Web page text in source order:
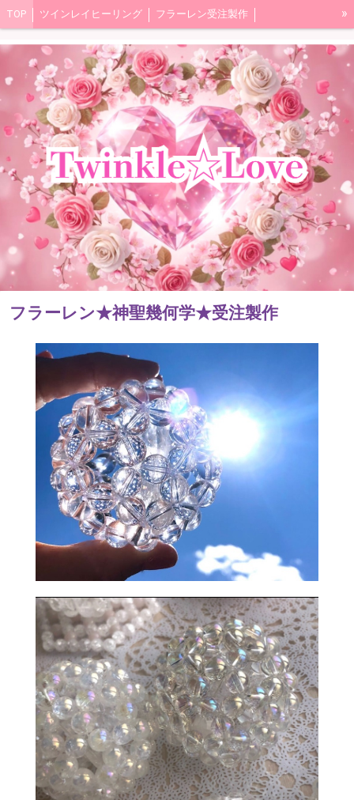
TOP ツインレイヒーリング フラーレン受注製作
フェアリーセラピスト講座 瀬織津姫のドラゴンパワーヒーリング＆アチューンメント
ディバインレイヒーリング 大天使ミカエル インナーチャイルド
シルバーバイオレットフレイム アフロディーテ 木花咲耶姫
アバンダンティア 天照大御神アチューンメント 自己紹介
女神のスピリチュアルアロマ＆ヒーリングコース はじめてのアロマ講座
11/11ツインレイ統合ワーク＆ヒーリング
»
フラーレン★神聖幾何学★受注製作